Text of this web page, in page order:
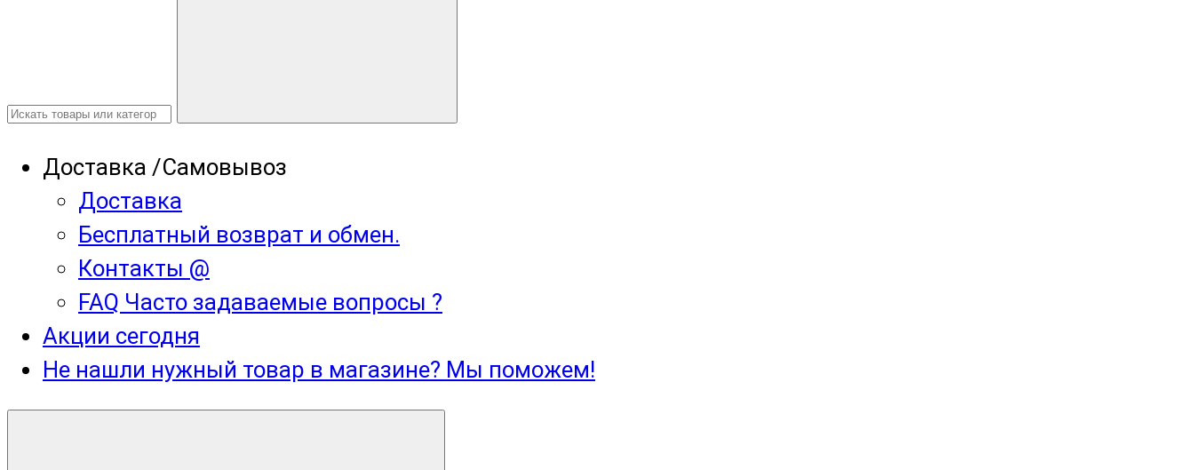
Доставка /Самовывоз
Доставка
Бесплатный возврат и обмен.
Контакты @
FAQ Часто задаваемые вопросы ?
Акции сегодня
Не нашли нужный товар в магазине? Мы поможем!